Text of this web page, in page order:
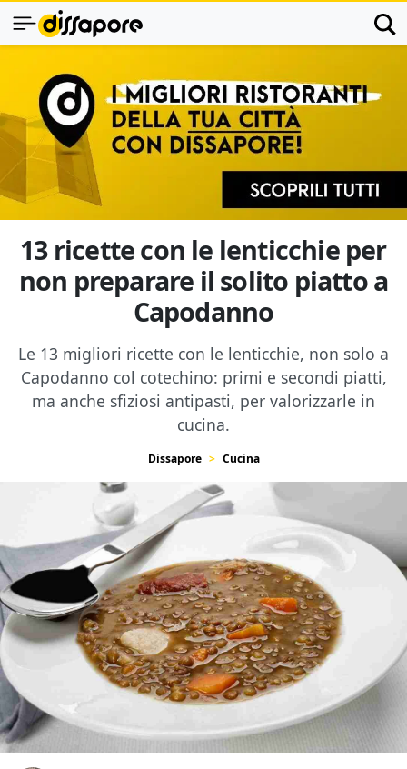
13 ricette con le lenticchie per
non preparare il solito piatto a
Capodanno
Le 13 migliori ricette con le lenticchie, non solo a
Capodanno col cotechino: primi e secondi piatti,
ma anche sfiziosi antipasti, per valorizzarle in
cucina.
Dissapore Cucina